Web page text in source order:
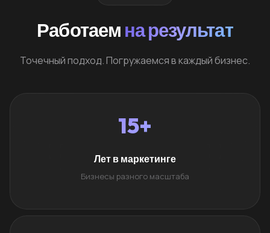
Работаем на результат
Точечный подход. Погружаемся в каждый бизнес.
15+
Лет в маркетинге
Бизнесы разного масштаба